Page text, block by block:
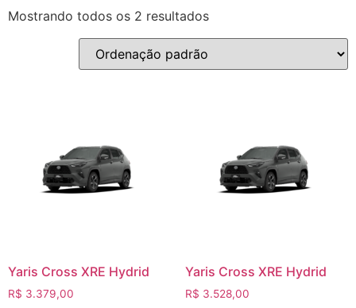
Mostrando todos os 2 resultados
Yaris Cross XRE Hydrid
R$ 3.379,00
Yaris Cross XRE Hydrid
R$ 3.528,00